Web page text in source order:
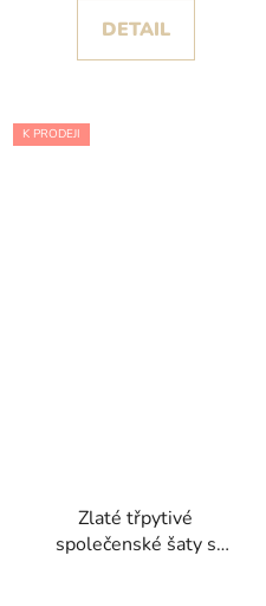
DETAIL
K PRODEJI
Zlaté třpytivé
společenské šaty s